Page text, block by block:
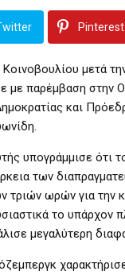
Pinterest
μετά
με παρέμβαση στην
και
υπογράμμισε ότι
των
τριών ωρών για
το υπάρχον
μεγαλύτερη